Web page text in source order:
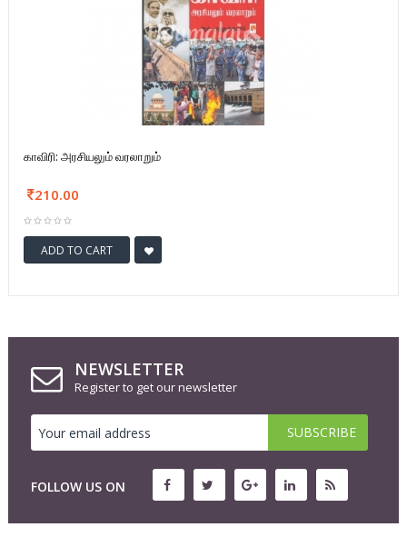
காவிரி: அரசியலும் வரலாறும்
210.00
ADD TO CART
NEWSLETTER
Register to get our newsletter
FOLLOW US ON